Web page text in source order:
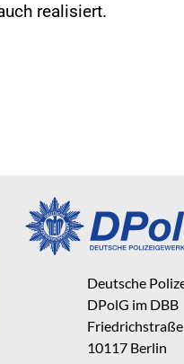
realisiert.
Deutsche
DPolG im DBB
10117 Berlin